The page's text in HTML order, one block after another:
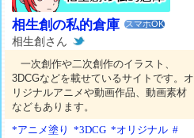
相生創の私的倉庫 スマホOK
相生創さん
一次創作や二次創作のイラスト、
3DCGなどを載せているサイトです。オ
リジナルアニメや動画作品、動画素材
などもあります。
*アニメ塗り
*3DCG *オリジナル #